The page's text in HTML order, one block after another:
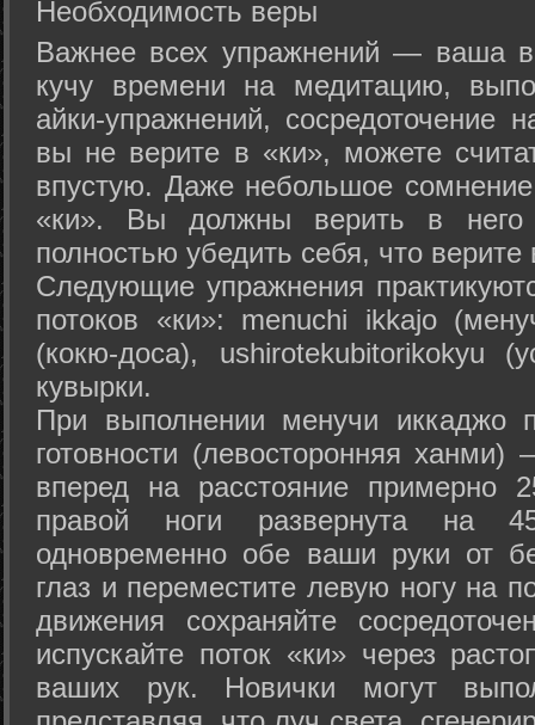
Необходимость веры
Важнее всех упражнений — ваша
кучу времени на медитацию,
айки-упражнений, сосредоточение
вы не верите в «ки», можете
впустую. Даже небольшое сомнение
«ки». Вы должны верить в
полностью убедить себя, что верите
Следующие упражнения
потоков «ки»: menuchi ikkajo
(кокю-доса), ushiro­tekubitori­kokyu
кувырки.
При выполнении менучи иккаджо
готовности (левосторонняя
вперед на расстояние примерно
правой ноги развернута на
одновременно обе ваши руки от
глаз и переместите левую ногу на
движения сохраняйте
испускайте поток «ки» через
ваших рук. Новички могут